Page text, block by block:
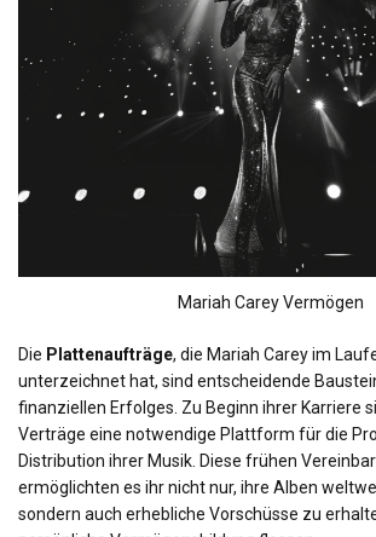
Mariah Carey Vermögen
Die Plattenaufträge, die Mariah Carey im
unterzeichnet hat, sind entscheidende
finanziellen Erfolges. Zu Beginn ihrer Karriere
Verträge eine notwendige Plattform für die
Distribution ihrer Musik. Diese frühen
ermöglichten es ihr nicht nur, ihre Alben
sondern auch erhebliche Vorschüsse zu